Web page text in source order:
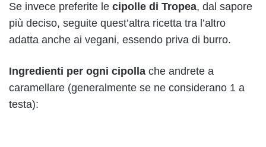
Se invece preferite le cipolle di Tropea, dal sapore
più deciso, seguite quest’altra ricetta tra l’altro
adatta anche ai vegani, essendo priva di burro.
Ingredienti per ogni cipolla che andrete a
caramellare (generalmente se ne considerano 1 a
testa):